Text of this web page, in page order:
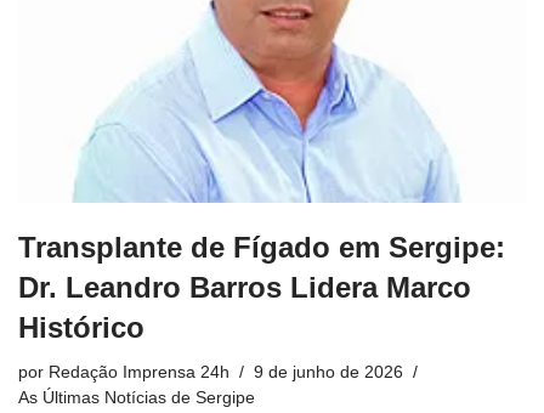
Transplante de Fígado em Sergipe:
Dr. Leandro Barros Lidera Marco
Histórico
por Redação Imprensa 24h
9 de junho de 2026
As Últimas Notícias de Sergipe